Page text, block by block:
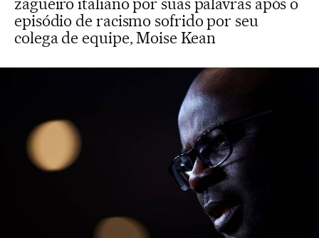
episódio de racismo sofrido por seu
colega de equipe, Moise Kean